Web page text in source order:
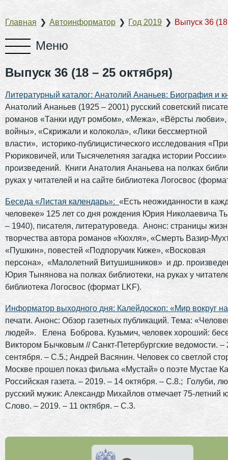
Главная ❯ Автоинформатор ❯ Год 2019 ❯ Выпуск 36
Выпуск 36 (18 – 25 октября)
Литературный каталог: Анатолий Ананьев: Биография и
Анатолий Ананьев (1925 – 2001) русский советский
романов «Танки идут ромбом», «Межа», «Вёрсты любви»,
войны», «Скрижали и колокола», «Лики бессмертной
власти», историко-публицистического исследования
Рюриковичей, или Тысячелетняя загадка истории
произведений. Книги Анатолия Ананьева на полках
руках у читателей и на сайте библиотека Логосвос
Беседа «Листая календарь»: «Есть неожиданности в
человеке» 125 лет со дня рождения Юрия Николаевича
– 1940), писателя, литературоведа. Анонс: страницы
творчества автора романов «Кюхля», «Смерть Вазир-
«Пушкин», повестей «Подпоручик Киже», «Восковая
персона», «Малолетний Витушишников» и др.
Юрия Тынянова на полках библиотеки, на руках у
библиотека Логосвос (формат LKF).
Информатор выходного дня: Калейдоскоп: «Мир вокруг
печати. Анонс: Обзор газетных публикаций. Тема:
людей». Елена Боброва. Кузьмич, человек хороший:
Виктором Бычковым // Санкт-Петербургские ведомости.
сентября. – С.5.; Андрей Васянин. Человек со светлой
Москве прошел показ фильма «Мустай» о поэте Мустае
Российская газета. – 2019. – 14 октября. – С.8.; Голуби,
русский мужик: Александр Михайлов отмечает 75-летний
Слово. – 2019. – 11 октября. – С.3.